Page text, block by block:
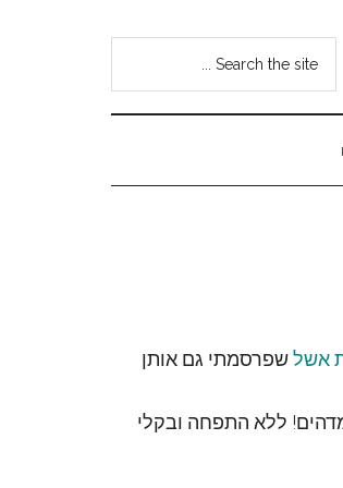
site
אשלשפרסמתי גם אותן
ללא התפחה ובקלי